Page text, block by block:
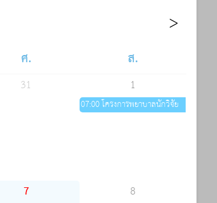
ศ. ส.
31 1
07:00 โครงการพยาบาลนักวิจัย
7 8